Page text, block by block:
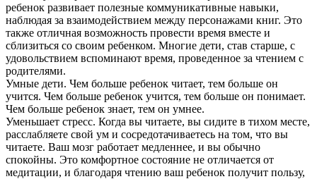
ребенок развивает полезные коммуникативные навыки,
наблюдая за взаимодействием между персонажами книг. Это
также отличная возможность провести время вместе и
сблизиться со своим ребенком. Многие дети, став старше, с
удовольствием вспоминают время, проведенное за чтением с
родителями.
Умные дети. Чем больше ребенок читает, тем больше он
учится. Чем больше ребенок учится, тем больше он понимает.
Чем больше ребенок знает, тем он умнее.
Уменьшает стресс. Когда вы читаете, вы сидите в тихом месте,
расслабляете свой ум и сосредотачиваетесь на том, что вы
читаете. Ваш мозг работает медленнее, и вы обычно
спокойны. Это комфортное состояние не отличается от
медитации, и благодаря чтению ваш ребенок получит пользу,